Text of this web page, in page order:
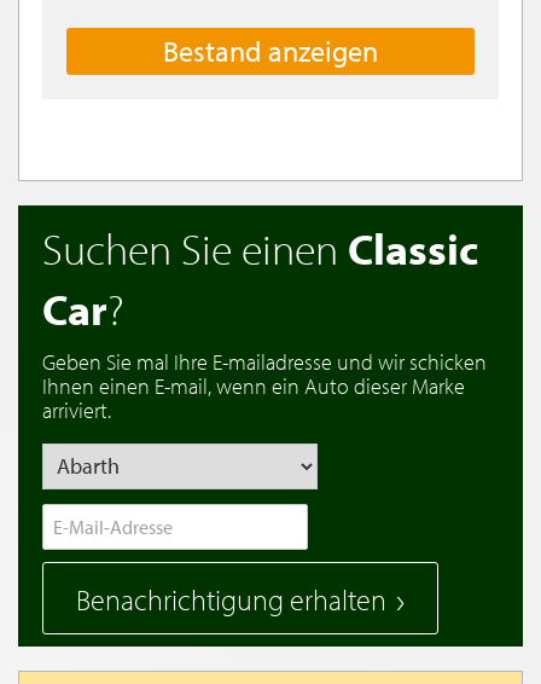
Bestand anzeigen
Suchen Sie einen Classic
Car?
Geben Sie mal Ihre E-mailadresse und wir schicken
Ihnen einen E-mail, wenn ein Auto dieser Marke
arriviert.
Benachrichtigung erhalten